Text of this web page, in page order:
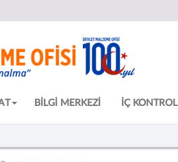
BİLGİ MERKEZİ İÇ KONTROL